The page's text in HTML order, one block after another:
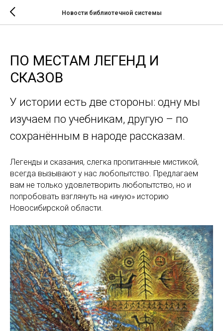
Новости библиотечной системы
ПО МЕСТАМ ЛЕГЕНД И
СКАЗОВ
У истории есть две стороны: одну мы
изучаем по учебникам, другую – по
сохранённым в народе рассказам.
Легенды и сказания, слегка пропитанные мистикой,
всегда вызывают у нас любопытство. Предлагаем
вам не только удовлетворить любопытство, но и
попробовать взглянуть на «иную» историю
Новосибирской области.